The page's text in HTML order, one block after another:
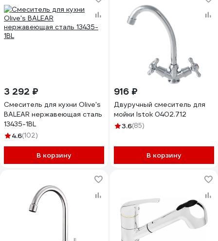
3 292 ₽
Смеситель для кухни Olive's
BALEAR нержавеющая сталь
13435-1BL
4.6(102)
В корзину
916 ₽
Двуручный смеситель для
мойки Istok 0402.712
3.6(85)
В корзину